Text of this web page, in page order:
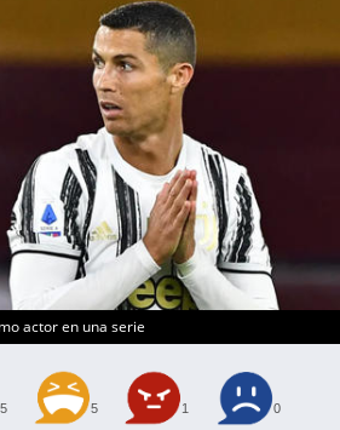
actor en una serie
5 5 1 0